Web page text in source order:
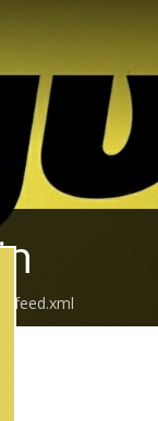
feed.xml